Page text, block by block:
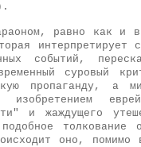
равно как и
интерпретирует
событий,
суровый
пропаганду, а
изобретением
и жаждущего
толкование
оно,